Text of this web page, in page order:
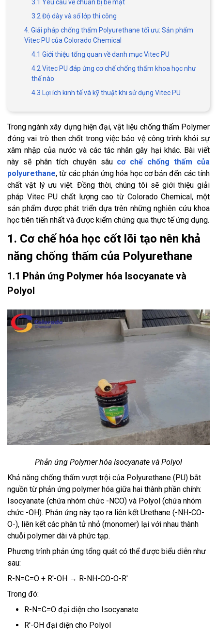
3.1 Yêu cầu về chuẩn bị bề mặt
3.2 Độ dày và số lớp thi công
4. Giải pháp chống thấm Polyurethane tối ưu: Sản phẩm
Vitec PU của Colorado Chemical
4.1 Giới thiệu tổng quan về danh mục Vitec PU
4.2 Vitec PU đáp ứng cơ chế chống thấm khoa học như
thế nào
4.3 Lợi ích kinh tế và kỹ thuật khi sử dụng Vitec PU
Trong ngành xây dựng hiện đại, vật liệu chống thấm Polymer
đóng vai trò then chốt trong việc bảo vệ công trình khỏi sự
xâm nhập của nước và các tác nhân gây hại khác. Bài viết
này sẽ phân tích chuyên sâu cơ chế chống thấm của
polyurethane, từ các phản ứng hóa học cơ bản đến các tính
chất vật lý ưu việt. Đồng thời, chúng tôi sẽ giới thiệu giải
pháp Vitec PU chất lượng cao từ Colorado Chemical, một
sản phẩm được phát triển dựa trên những nghiên cứu khoa
học tiên tiến nhất và được kiểm chứng qua thực tế ứng dụng.
1. Cơ chế hóa học cốt lõi tạo nên khả
năng chống thấm của Polyurethane
1.1 Phản ứng Polymer hóa Isocyanate và
Polyol
Phản ứng Polymer hóa Isocyanate và Polyol
Khả năng chống thấm vượt trội của Polyurethane (PU) bắt
nguồn từ phản ứng polymer hóa giữa hai thành phần chính:
Isocyanate (chứa nhóm chức -NCO) và Polyol (chứa nhóm
chức -OH). Phản ứng này tạo ra liên kết Urethane (-NH-CO-
O-), liên kết các phân tử nhỏ (monomer) lại với nhau thành
chuỗi polymer dài và phức tạp.
Phương trình phản ứng tổng quát có thể được biểu diễn như
sau:
R-N=C=O + R'-OH → R-NH-CO-O-R'
Trong đó:
R-N=C=O đại diện cho Isocyanate
R'-OH đại diện cho Polyol